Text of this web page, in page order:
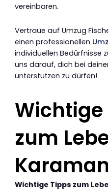
vereinbaren.
Vertraue auf Umzug
einen professionellen
individuellen Bedürfnisse
uns darauf, dich bei
unterstützen zu dürfen!
Wichtige
zum
Karaman
Wichtige Tipps zum